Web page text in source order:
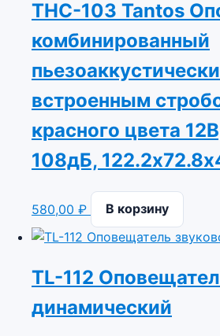
THC-103 Tantos
комбинированный
встроенным
красного цвета
108дБ,
580,00 ₽ В корзину
TL-112
динамический